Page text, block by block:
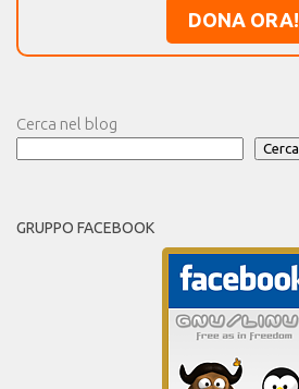
DONA ORA!
Cerca nel blog
Cerca
GRUPPO FACEBOOK